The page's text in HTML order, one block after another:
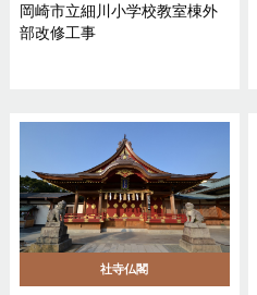
岡崎市立細川小学校教室棟外
部改修工事
社寺仏閣